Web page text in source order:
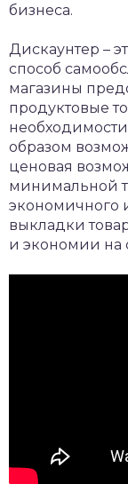
бизнеса.
Дискаунтер –
способ
магазины
продуктовые
образом
ценовая
минимальной
экономичного
выкладки
и экономии на